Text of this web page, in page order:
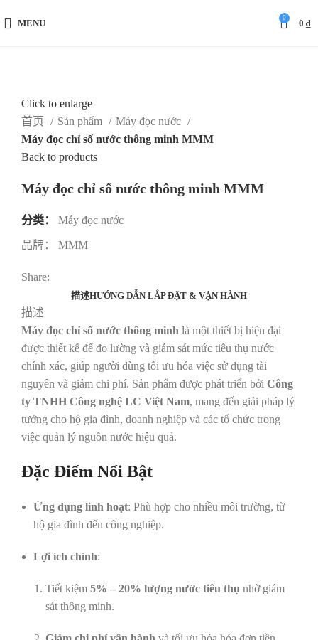
MENU
0
0 ₫
Click to enlarge
首页
Sản phẩm
Máy đọc nước
Máy đọc chỉ số nước thông minh MMM
Back to products
Máy đọc chỉ số nước thông minh MMM
分类： Máy đọc nước
品牌： MMM
Share:
描述HƯỚNG DẪN LẮP ĐẶT & VẬN HÀNH
描述
Máy đọc chỉ số nước thông minh là một thiết bị hiện đại
được thiết kế để đo lường và giám sát mức tiêu thụ nước
chính xác, giúp người dùng tối ưu hóa việc sử dụng tài
nguyên và giảm chi phí. Sản phẩm được phát triển bởi Công
ty TNHH Công nghệ LC Việt Nam, mang đến giải pháp lý
tưởng cho hộ gia đình, doanh nghiệp và các tổ chức trong
việc quản lý nguồn nước hiệu quả.
Đặc Điểm Nổi Bật
Ứng dụng linh hoạt: Phù hợp cho nhiều môi trường, từ
hộ gia đình đến công nghiệp.
Lợi ích chính:
Tiết kiệm 5% – 20% lượng nước tiêu thụ nhờ giám
sát thông minh.